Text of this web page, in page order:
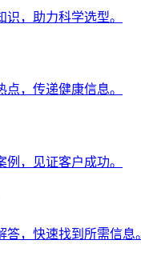
识，助力科学选型。
点，传递健康信息。
例，见证客户成功。
答，快速找到所需信息。